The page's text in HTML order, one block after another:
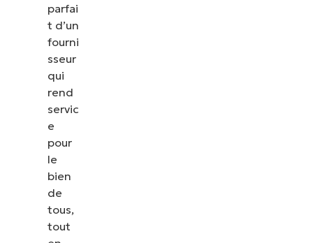
parfai
t d’un
fourni
sseur
qui
rend
servic
e
pour
le
bien
de
tous,
tout